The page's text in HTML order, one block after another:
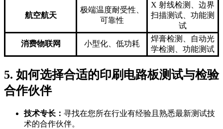
航空航天
极端温度耐受性、
可靠性
X 射线检测、边界
扫描测试、功能测
试
消费物联网 小型化、低功耗
焊膏检测、自动光
学检测、功能测试
5. 如何选择合适的印刷电路板测试与检验
合作伙伴
技术专长： 寻找在您所在行业有经验且熟悉最新测试技
术的合作伙伴。